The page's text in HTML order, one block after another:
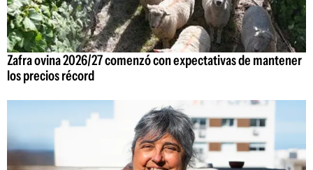
Zafra ovina 2026/27 comenzó con expectativas de mantener
los precios récord